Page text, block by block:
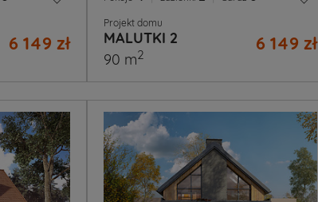
6 149 zł
Projekt domu
MALUTKI 2 6 149 zł
90 m2